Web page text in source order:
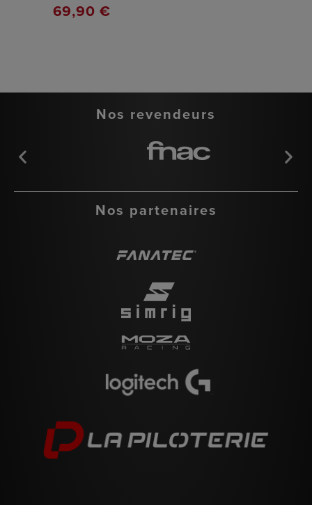
69,90 €
Nos revendeurs
Nos partenaires